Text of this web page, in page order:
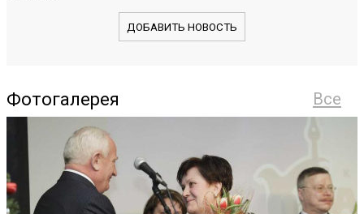
ДОБАВИТЬ НОВОСТЬ
Все
Фотогалерея